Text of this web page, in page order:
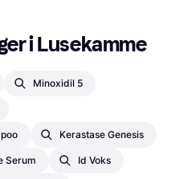
i Lusekamme
Minoxidil 5
Kerastase Genesis
Serum Id Voks